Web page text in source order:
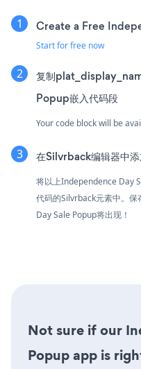
Create a Free
Start for free now
复制
Popup嵌入代码段
Your code block will be
在Silvrback编辑器中
将以上Independence Day
代码的Silvrback元素中。
Day Sale Popup将出现！
Not sure if our
Popup app is